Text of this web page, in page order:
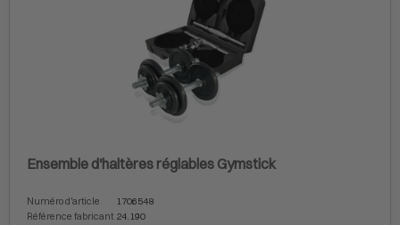
Ensemble d'haltères réglables Gymstick
Numéro d'article
1706548
Référence fabricant 24.190